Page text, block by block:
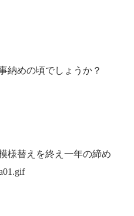
納めの頃でしょうか？
様替えを終え一年の締め